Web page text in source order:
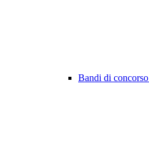
Bandi di concorso